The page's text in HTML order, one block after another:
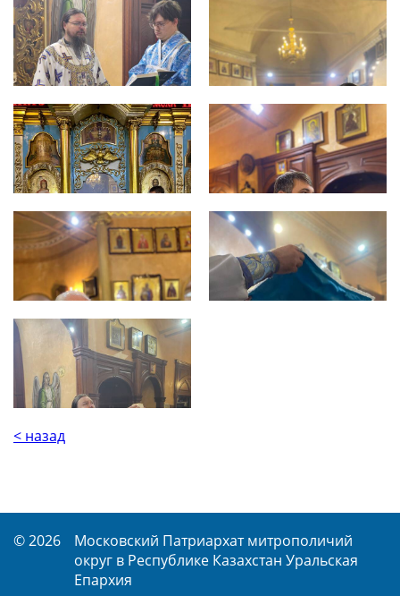
< назад
© 2026
Московский Патриархат митрополичий
округ в Республике Казахстан Уральская
Епархия